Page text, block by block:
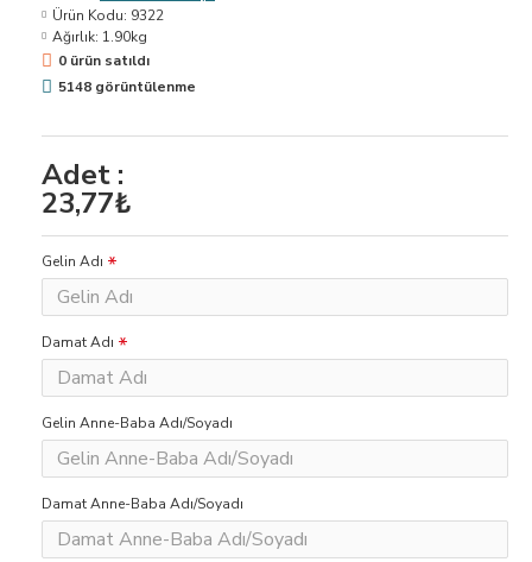
Adet :
23,77₺
Ürün Kodu: 9322
Ağırlık: 1.90kg
0 ürün satıldı
5148 görüntülenme
Gelin Adı
Damat Adı
Gelin Anne-Baba Adı/Soyadı
Damat Anne-Baba Adı/Soyadı